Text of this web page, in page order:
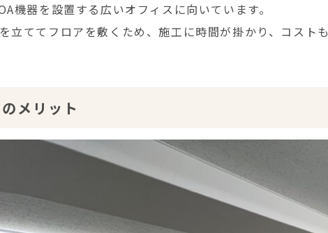
機器を設置する広いオフィスに向いています。
立ててフロアを敷くため、施工に時間が掛かり、コストも
メリット